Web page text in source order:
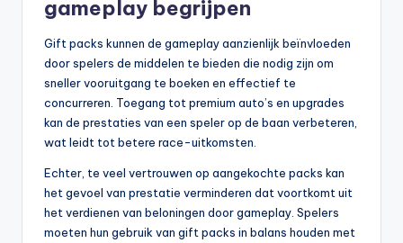
gameplay begrijpen
Gift packs kunnen de gameplay aanzienlijk beïnvloeden
door spelers de middelen te bieden die nodig zijn om
sneller vooruitgang te boeken en effectief te
concurreren. Toegang tot premium auto’s en upgrades
kan de prestaties van een speler op de baan verbeteren,
wat leidt tot betere race-uitkomsten.
Echter, te veel vertrouwen op aangekochte packs kan
het gevoel van prestatie verminderen dat voortkomt uit
het verdienen van beloningen door gameplay. Spelers
moeten hun gebruik van gift packs in balans houden met